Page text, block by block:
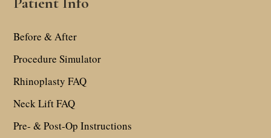
Before & After
Procedure Simulator
Rhinoplasty FAQ
Neck Lift FAQ
Pre- & Post-Op Instructions